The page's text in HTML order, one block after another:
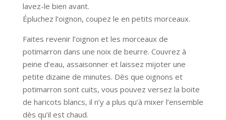
lavez-le bien avant.
Épluchez l’oignon, coupez le en petits morceaux.
Faites revenir l’oignon et les morceaux de
potimarron dans une noix de beurre. Couvrez à
peine d’eau, assaisonner et laissez mijoter une
petite dizaine de minutes. Dès que oignons et
potimarron sont cuits, vous pouvez versez la boite
de haricots blancs, il n’y a plus qu’à mixer l’ensemble
dès qu’il est chaud.